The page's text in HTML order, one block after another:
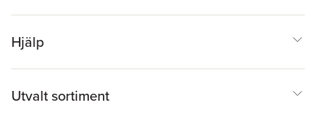
Hjälp
Utvalt sortiment